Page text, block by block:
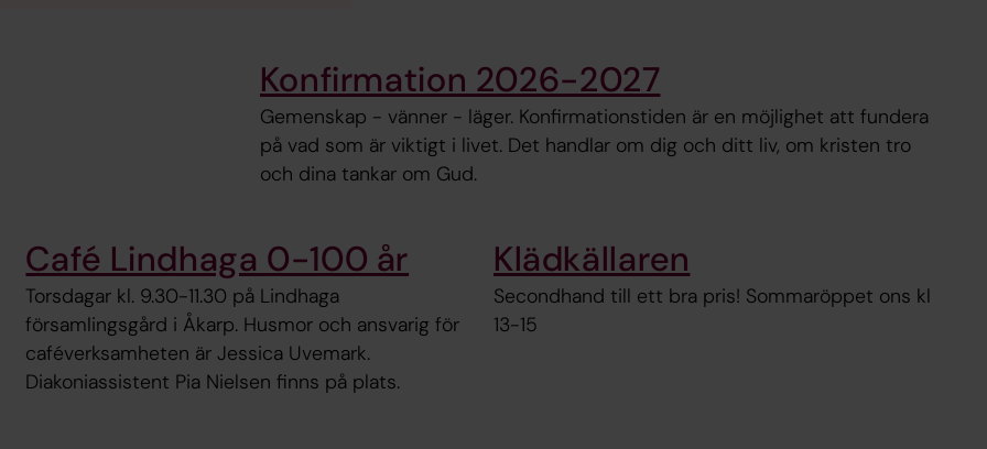
Konfirmation 2026-2027
Gemenskap - vänner - läger. Konfirmationstiden är en möjlighet att fundera
på vad som är viktigt i livet. Det handlar om dig och ditt liv, om kristen tro
och dina tankar om Gud.
Café Lindhaga 0-100 år
Torsdagar kl. 9.30-11.30 på Lindhaga
församlingsgård i Åkarp. Husmor och ansvarig för
caféverksamheten är Jessica Uvemark.
Diakoniassistent Pia Nielsen finns på plats.
Klädkällaren
Secondhand till ett bra pris! Sommaröppet ons kl
13-15